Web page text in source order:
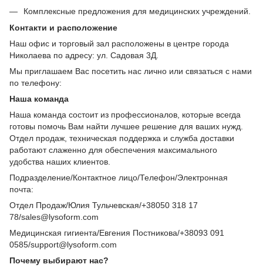
Комплексные предложения для медицинских учреждений.
Контакти и расположение
Наш офис и торговый зал расположены в центре города
Николаева по адресу: ул. Садовая 3Д.
Мы приглашаем Вас посетить нас лично или связаться с нами
по телефону:
Наша команда
Наша команда состоит из профессионалов, которые всегда
готовы помочь Вам найти лучшее решение для ваших нужд.
Отдел продаж, техническая поддержка и служба доставки
работают слаженно для обеспечения максимального
удобства наших клиентов.
Подразделение/Контактное лицо/Телефон/Электронная
почта:
Отдел Продаж/Юлия Тульчевская/+38050 318 17
78/sales@lysoform.com
Медицинская гигиента/Евгения Постникова/+38093 091
0585/support@lysoform.com
Почему выбирают нас?